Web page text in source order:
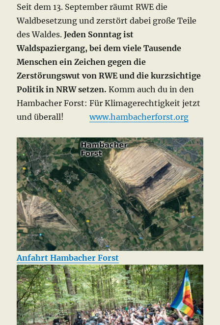
Seit dem 13. September räumt RWE die
Waldbesetzung und zerstört dabei große Teile
des Waldes. Jeden Sonntag ist
Waldspaziergang, bei dem viele Tausende
Menschen ein Zeichen gegen die
Zerstörungswut von RWE und die kurzsichtige
Politik in NRW setzen.Komm auch du in den
Hambacher Forst: Für Klimagerechtigkeit jetzt
und überall!www.hambacherforst.org
Anfahrt Hambacher Forst